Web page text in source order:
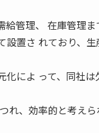
管理、 在庫管理ま
置さ れており、
によ って、同社
れ、効率的と考え